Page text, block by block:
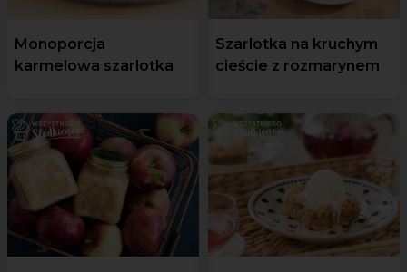
Monoporcja
karmelowa szarlotka
Szarlotka na kruchym
cieście z rozmarynem